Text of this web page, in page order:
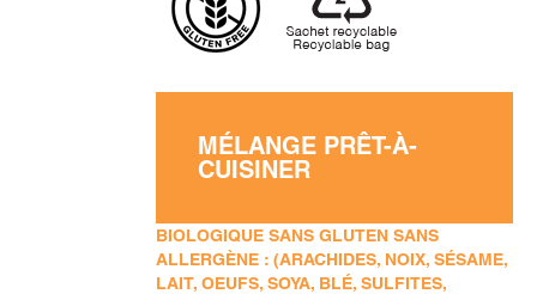
MÉLANGE PRÊT-À-
CUISINER
BIOLOGIQUE SANS GLUTEN SANS
ALLERGÈNE : (ARACHIDES, NOIX, SÉSAME,
LAIT, OEUFS, SOYA, BLÉ, SULFITES,